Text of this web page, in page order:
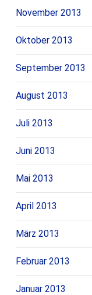
November 2013
Oktober 2013
September 2013
August 2013
Juli 2013
Juni 2013
Mai 2013
April 2013
März 2013
Februar 2013
Januar 2013